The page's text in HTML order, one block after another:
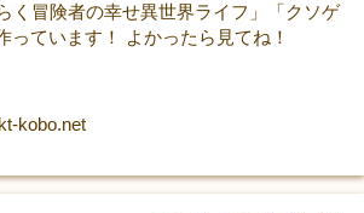
く冒険者の幸せ異世界ライフ」「クソゲ
っています！ よかったら見てね！
kobo.net